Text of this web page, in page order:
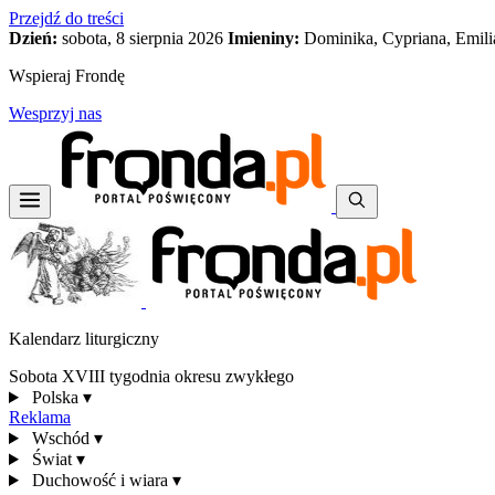
Przejdź do treści
Dzień: sobota, 8 sierpnia 2026 Imieniny: Dominika, Cypriana,
Wspieraj Frondę
Wesprzyj nas
Kalendarz liturgiczny
Sobota XVIII tygodnia okresu zwykłego
Polska ▾
Reklama
Wschód ▾
Świat ▾
Duchowość i wiara ▾